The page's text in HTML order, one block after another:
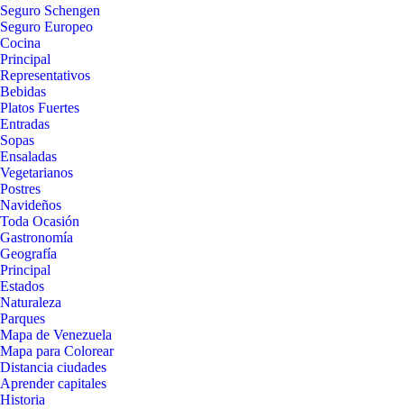
Seguro Schengen
Seguro Europeo
Cocina
Principal
Representativos
Bebidas
Platos Fuertes
Entradas
Sopas
Ensaladas
Vegetarianos
Postres
Navideños
Toda Ocasión
Gastronomía
Geografía
Principal
Estados
Naturaleza
Parques
Mapa de Venezuela
Mapa para Colorear
Distancia ciudades
Aprender capitales
Historia